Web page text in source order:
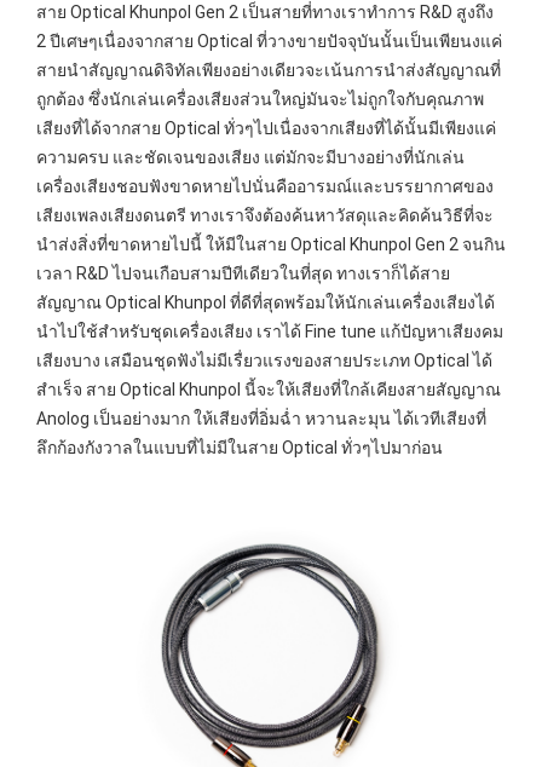
สาย Optical Khunpol Gen 2 เป็นสายที่ทางเราทำการ R&D สูงถึง
2 ปีเศษๆเนื่องจากสาย Optical ที่วางขายปัจจุบันนั้นเป็นเพียนงแค่
สายนำสัญญาณดิจิทัลเพียงอย่างเดียวจะเน้นการนำส่งสัญญาณที่
ถูกต้อง ซึ่งนักเล่นเครื่องเสียงส่วนใหญ่มันจะไม่ถูกใจกับคุณภาพ
เสียงที่ได้จากสาย Optical ทั่วๆไปเนื่องจากเสียงที่ได้นั้นมีเพียงแค่
ความครบ และชัดเจนของเสียง แต่มักจะมีบางอย่างที่นักเล่น
เครื่องเสียงชอบฟังขาดหายไปนั่นคืออารมณ์และบรรยากาศของ
เสียงเพลงเสียงดนตรี ทางเราจึงต้องค้นหาวัสดุและคิดค้นวิธีที่จะ
นำส่งสิ่งที่ขาดหายไปนี้ ให้มีในสาย Optical Khunpol Gen 2 จนกิน
เวลา R&D ไปจนเกือบสามปีทีเดียวในที่สุด ทางเราก็ได้สาย
สัญญาณ Optical Khunpol ที่ดีที่สุดพร้อมให้นักเล่นเครื่องเสียงได้
นำไปใช้สำหรับชุดเครื่องเสียง เราได้ Fine tune แก้ปัญหาเสียงคม
เสียงบาง เสมือนชุดฟังไม่มีเรื่ยวแรงของสายประเภท Optical ได้
สำเร็จ สาย Optical Khunpol นี้จะให้เสียงที่ใกล้เคียงสายสัญญาณ
Anolog เป็นอย่างมาก ให้เสียงที่อิ่มฉ่ำ หวานละมุน ได้เวทีเสียงที่
ลึกก้องกังวาลในแบบที่ไม่มีในสาย Optical ทั่วๆไปมาก่อน